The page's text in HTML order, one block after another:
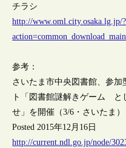
チラシ
http://www.oml.city.osaka.lg.jp/?
参考：
さいたま市中央図書館、参加
ト「図書館謎解きゲーム と
せ」を開催（3/6・さいたま）
Posted 2015年12月16日
http://current.ndl.go.jp/node/